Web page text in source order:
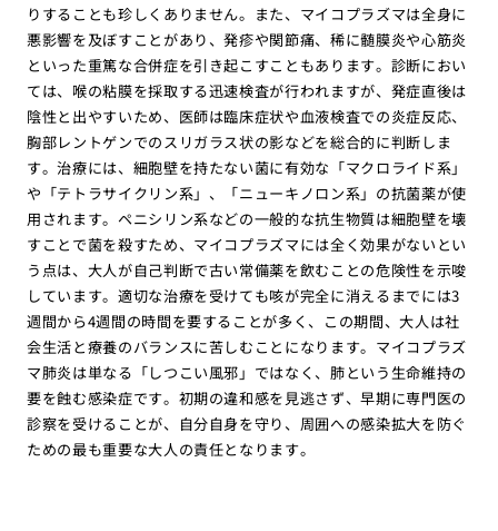
りすることも珍しくありません。また、マイコプラズマは全身に
悪影響を及ぼすことがあり、発疹や関節痛、稀に髄膜炎や心筋炎
といった重篤な合併症を引き起こすこともあります。診断におい
ては、喉の粘膜を採取する迅速検査が行われますが、発症直後は
陰性と出やすいため、医師は臨床症状や血液検査での炎症反応、
胸部レントゲンでのスリガラス状の影などを総合的に判断しま
す。治療には、細胞壁を持たない菌に有効な「マクロライド系」
や「テトラサイクリン系」、「ニューキノロン系」の抗菌薬が使
用されます。ペニシリン系などの一般的な抗生物質は細胞壁を壊
すことで菌を殺すため、マイコプラズマには全く効果がないとい
う点は、大人が自己判断で古い常備薬を飲むことの危険性を示唆
しています。適切な治療を受けても咳が完全に消えるまでには3
週間から4週間の時間を要することが多く、この期間、大人は社
会生活と療養のバランスに苦しむことになります。マイコプラズ
マ肺炎は単なる「しつこい風邪」ではなく、肺という生命維持の
要を蝕む感染症です。初期の違和感を見逃さず、早期に専門医の
診察を受けることが、自分自身を守り、周囲への感染拡大を防ぐ
ための最も重要な大人の責任となります。